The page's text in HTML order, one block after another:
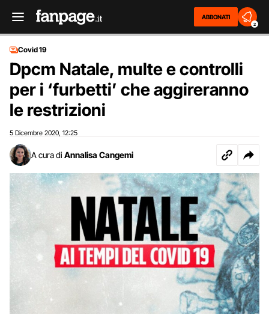
ABBONATI
2
Covid 19
Dpcm Natale, multe e controlli
per i ‘furbetti’ che aggireranno
le restrizioni
5 Dicembre 2020 12:25
A cura di Annalisa Cangemi